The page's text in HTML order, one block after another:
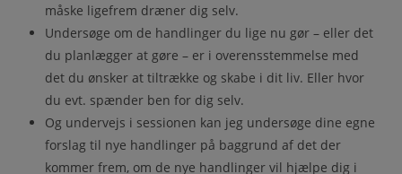
måske ligefrem dræner dig selv.
Undersøge om de handlinger du lige nu gør – eller det
du planlægger at gøre – er i overensstemmelse med
det du ønsker at tiltrække og skabe i dit liv. Eller hvor
du evt. spænder ben for dig selv.
Og undervejs i sessionen kan jeg undersøge dine egne
forslag til nye handlinger på baggrund af det der
kommer frem, om de nye handlinger vil hjælpe dig i